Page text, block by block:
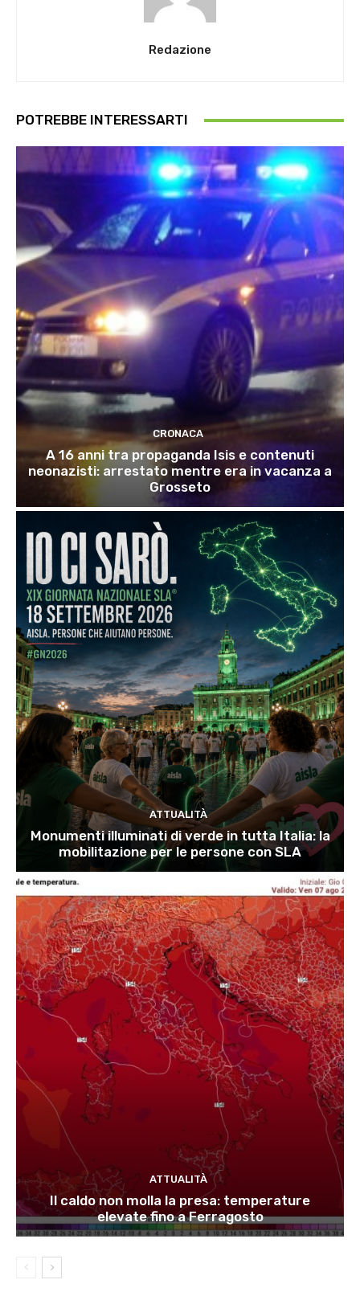
Redazione
POTREBBE INTERESSARTI
CRONACA
A 16 anni tra propaganda Isis e contenuti
neonazisti: arrestato mentre era in vacanza a
Grosseto
ATTUALITÀ
Monumenti illuminati di verde in tutta Italia: la
mobilitazione per le persone con SLA
ATTUALITÀ
Il caldo non molla la presa: temperature
elevate fino a Ferragosto